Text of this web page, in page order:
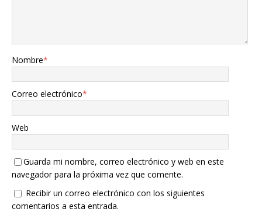
Nombre*
Correo electrónico*
Web
Guarda mi nombre, correo electrónico y web en este
navegador para la próxima vez que comente.
Recibir un correo electrónico con los siguientes
comentarios a esta entrada.